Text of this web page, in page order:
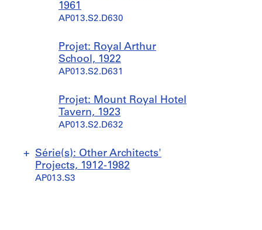
1961
AP013.S2.D630
Projet: Royal Arthur
School, 1922
AP013.S2.D631
Projet: Mount Royal Hotel
Tavern, 1923
AP013.S2.D632
Série(s): Other Architects'
Projects, 1912-1982
AP013.S3